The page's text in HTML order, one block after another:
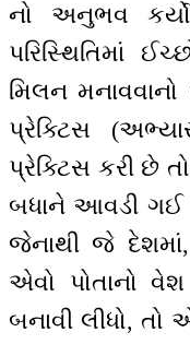
નો અનુભવ
પરિસ્થિતિમાં
મિલન
પ્રેક્ટિસ
પ્રેક્ટિસ કરી છે
બધાને આવડી
જેનાથી જે
એવો પોતાનો
બનાવી લીધો,